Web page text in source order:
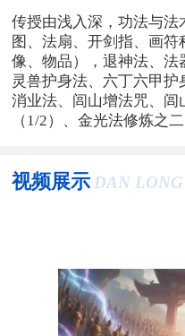
传授由浅入深，功法与
图、法扇、开剑指、画
像、物品），退神法、法
灵兽护身法、六丁六甲
消业法、闾山增法咒、
（1/2）、金光法修炼之
视频展示 DAN